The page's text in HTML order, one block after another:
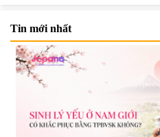
Viên uống bổ não Ribeto Shoji
57.920
1.450.000 đ
Tin mới nhất